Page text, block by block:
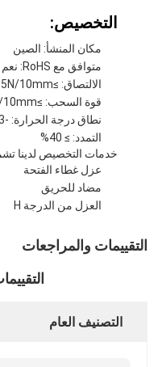
التخصيص:
مكان المنشأ: الصين
متوافق مع RoHS: نعم
الالتصاق: ≥2.5N/10mm
قوة السحب: ≥42N/10mm
نطاق درجة الحرارة: -73°C~280°C
التمدد: ≥ 40%
خدمات التخصيص لدينا
عزل غطاء الفتحة
مضاد للحريق
العزل من الدرجة H
التقييمات والمراجعات
التصنيف العام